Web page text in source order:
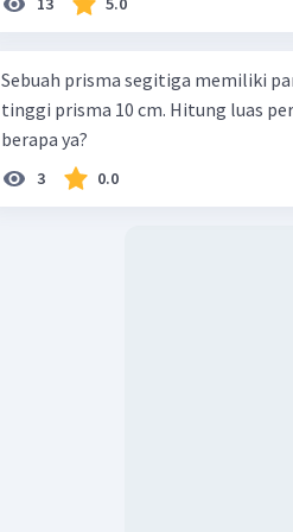
Sebuah prisma segitiga memiliki
tinggi prisma 10 cm. Hitung luas
berapa ya?
3 0.0